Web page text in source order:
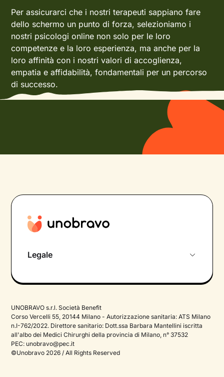
Per assicurarci che i nostri terapeuti sappiano fare
dello schermo un punto di forza, selezioniamo i
nostri psicologi online non solo per le loro
competenze e la loro esperienza, ma anche per la
loro affinità con i nostri valori di accoglienza,
empatia e affidabilità, fondamentali per un percorso
di successo.
Legale
Cookie Policy
UNOBRAVO s.r.l. Società Benefit
Corso Vercelli 55, 20144 Milano - Autorizzazione sanitaria: ATS Milano
n.I-762/2022. Direttore sanitario: Dott.ssa Barbara Mantellini iscritta
all'albo dei Medici Chirurghi della provincia di Milano, n° 37532
PEC: unobravo@pec.it
©Unobravo 2026 / All Rights Reserved